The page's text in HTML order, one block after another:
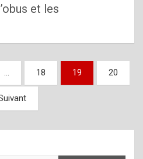
et les
… 18 19 20